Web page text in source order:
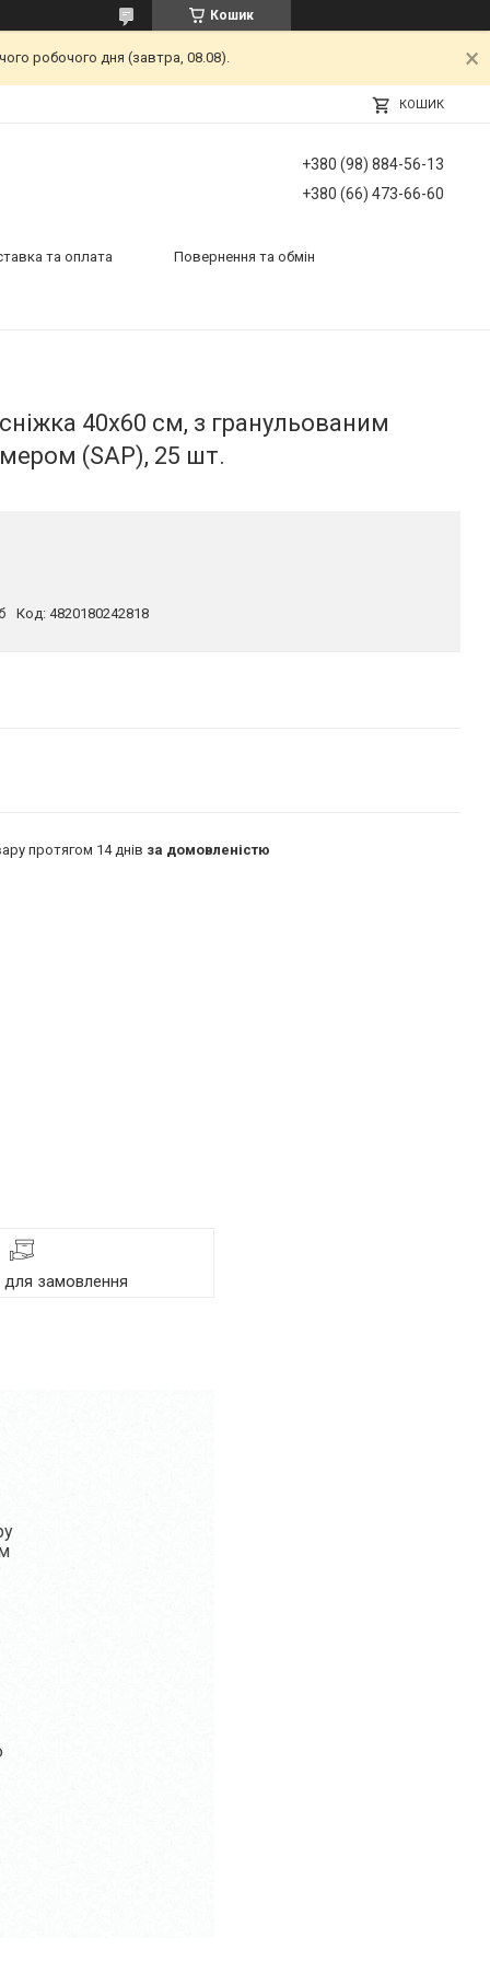
Кошик
робочого дня (завтра, 08.08).
КОШИК
+380 (98) 884-56-13
+380 (66) 473-66-60
та оплата Повернення та обмін
40х60 см, з гранульованим
(SAP), 25 шт.
Код: 4820180242818
протягом 14 днів за домовленістю
для замовлення